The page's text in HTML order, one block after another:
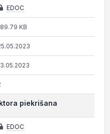
EDOC
KB
piekrišana
EDOC